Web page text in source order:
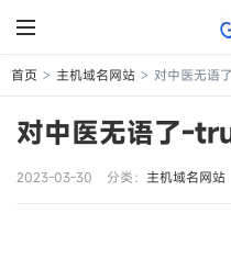
首页 > 主机域名网站 > 对中医无语
对中医无语了-
2023-03-30 分类： 主机域名网站